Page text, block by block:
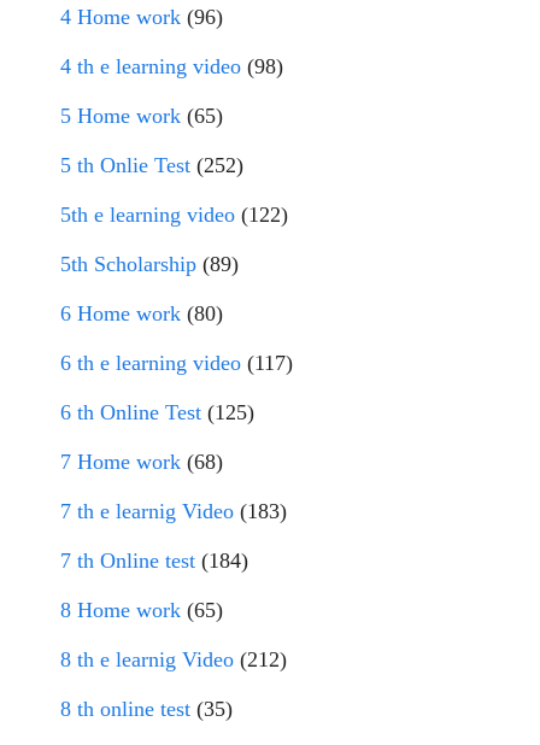
4 Home work (96)
4 th e learning video (98)
5 Home work (65)
5 th Onlie Test (252)
5th e learning video (122)
5th Scholarship (89)
6 Home work (80)
6 th e learning video (117)
6 th Online Test (125)
7 Home work (68)
7 th e learnig Video (183)
7 th Online test (184)
8 Home work (65)
8 th e learnig Video (212)
8 th online test (35)